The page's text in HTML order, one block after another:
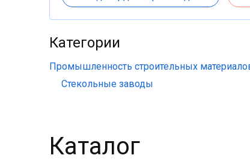
Категории
Промышленность строительных
Стекольные заводы
Каталог